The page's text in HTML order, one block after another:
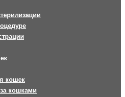
кошек
кошками